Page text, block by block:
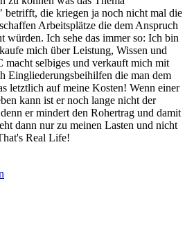
betrifft, die kriegen ja noch nicht mal die
Arbeitsplätze die dem Anspruch
würden. Ich sehe das immer so: Ich bin
mich über Leistung, Wissen und
macht selbiges und verkauft mich mit
Eingliederungsbeihilfen die man dem
letztlich auf meine Kosten! Wenn einer
kann ist er noch lange nicht der
er mindert den Rohertrag und damit
dann nur zu meinen Lasten und nicht
Real Life!